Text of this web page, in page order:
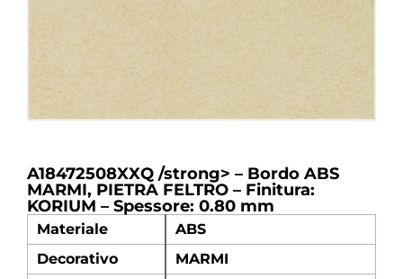
A18472508XXQ /strong> – Bordo ABS
MARMI, PIETRA FELTRO – Finitura:
KORIUM – Spessore: 0.80 mm
Materiale
ABS
Decorativo
MARMI